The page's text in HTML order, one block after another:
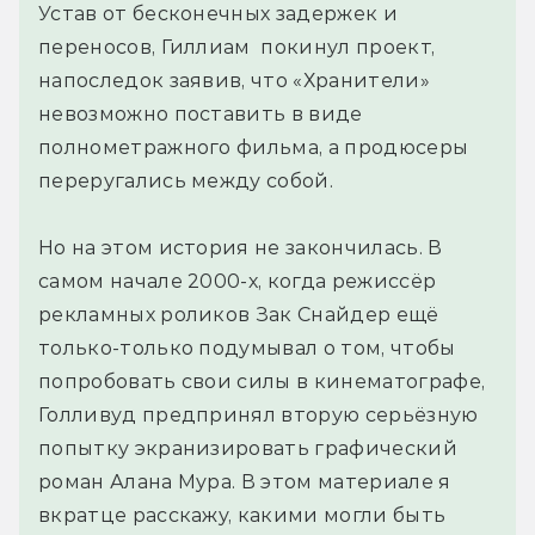
Устав от бесконечных задержек и
переносов, Гиллиам покинул проект,
напоследок заявив, что «Хранители»
невозможно поставить в виде
полнометражного фильма, а продюсеры
переругались между собой.
Но на этом история не закончилась. В
самом начале 2000-х, когда режиссёр
рекламных роликов Зак Снайдер ещё
только-только подумывал о том, чтобы
попробовать свои силы в кинематографе,
Голливуд предпринял вторую серьёзную
попытку экранизировать графический
роман Алана Мура. В этом материале я
вкратце расскажу, какими могли быть